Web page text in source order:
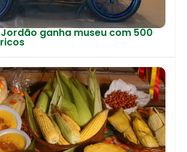
ganha museu com 500